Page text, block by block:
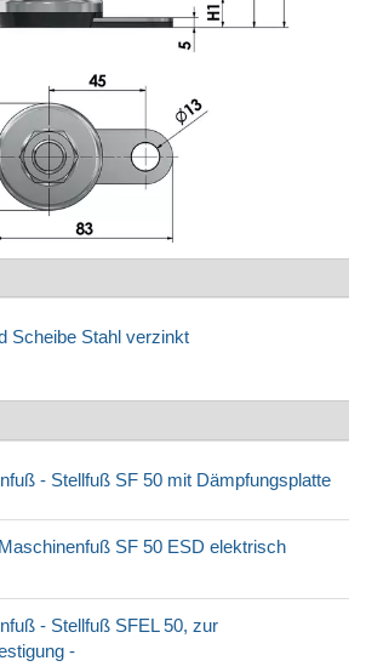
Scheibe Stahl verzinkt
- Stellfuß SF 50 mit Dämpfungsplatte
SF 50 ESD elektrisch
- Stellfuß SFEL 50, zur
-